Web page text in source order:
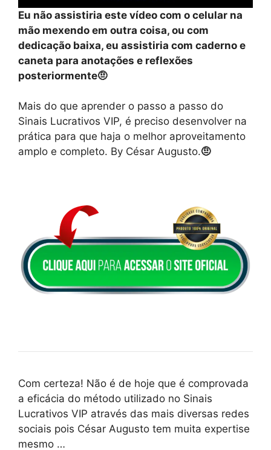
Eu não assistiria este vídeo com o celular na
mão mexendo em outra coisa, ou com
dedicação baixa, eu assistiria com caderno e
caneta para anotações e reflexões
posteriormente🤨
Mais do que aprender o passo a passo do
Sinais Lucrativos VIP, é preciso desenvolver na
prática para que haja o melhor aproveitamento
amplo e completo. By César Augusto.🤨
Com certeza! Não é de hoje que é comprovada
a eficácia do método utilizado no Sinais
Lucrativos VIP através das mais diversas redes
sociais pois César Augusto tem muita expertise
mesmo …